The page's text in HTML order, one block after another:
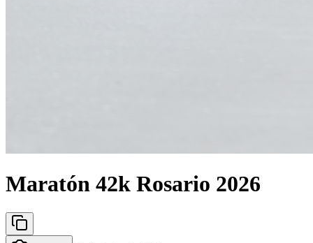
Maratón 42k Rosario 2026